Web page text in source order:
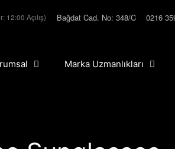
12:00 Açılış) Bağdat Cad. No: 348/C 0216
Marka Uzmanlıkları